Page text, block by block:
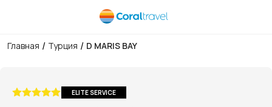
Главная / Турция / D MARIS BAY
ELITE SERVICE